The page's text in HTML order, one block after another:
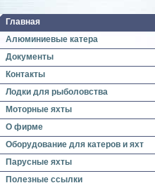
Главная
Алюминиевые катера
Документы
Контакты
Лодки для рыболовства
Моторные яхты
О фирме
Оборудование для катеров и яхт
Парусные яхты
Полезные ссылки